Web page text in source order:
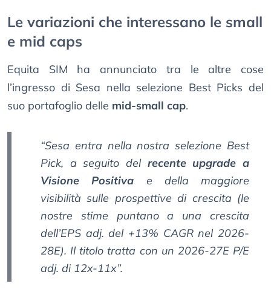
Le variazioni che interessano le small
e mid caps
Equita SIM ha annunciato tra le altre cose
l’ingresso di Sesa nella selezione Best Picks del
suo portafoglio delle mid-small cap.
“Sesa entra nella nostra selezione Best
Pick, a seguito del recente upgrade a
Visione Positiva e della maggiore
visibilità sulle prospettive di crescita (le
nostre stime puntano a una crescita
dell’EPS adj. del +13% CAGR nel 2026-
28E). Il titolo tratta con un 2026-27E P/E
adj. di 12x-11x”.